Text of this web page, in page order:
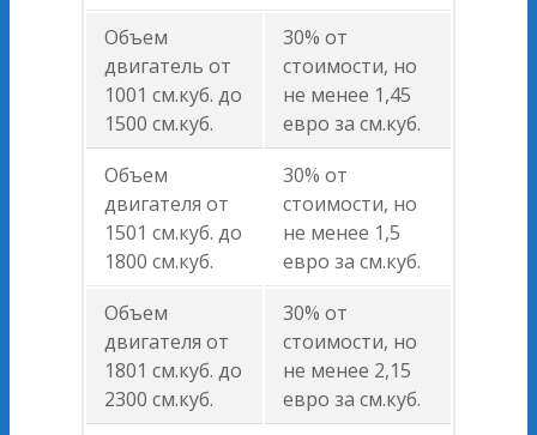
Объем
двигатель от
1001 см.куб. до
1500 см.куб.
30% от
стоимости, но
не менее 1,45
евро за см.куб.
Объем
двигателя от
1501 см.куб. до
1800 см.куб.
30% от
стоимости, но
не менее 1,5
евро за см.куб.
Объем
двигателя от
1801 см.куб. до
2300 см.куб.
30% от
стоимости, но
не менее 2,15
евро за см.куб.